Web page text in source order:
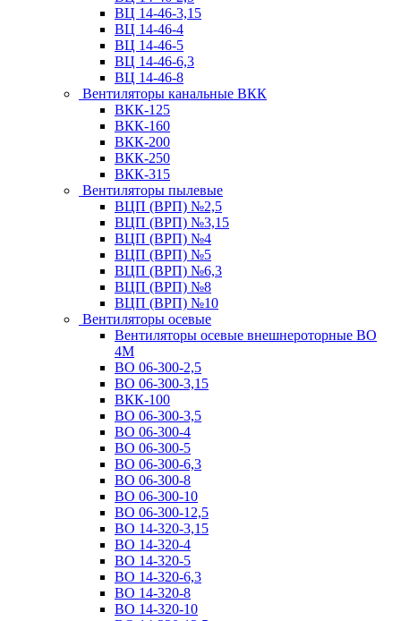
ВЦ 14-46-3,15
ВЦ 14-46-4
ВЦ 14-46-5
ВЦ 14-46-6,3
ВЦ 14-46-8
Вентиляторы канальные ВКК
ВКК-125
ВКК-160
ВКК-200
ВКК-250
ВКК-315
Вентиляторы пылевые
ВЦП (ВРП) №2,5
ВЦП (ВРП) №3,15
ВЦП (ВРП) №4
ВЦП (ВРП) №5
ВЦП (ВРП) №6,3
ВЦП (ВРП) №8
ВЦП (ВРП) №10
Вентиляторы осевые
Вентиляторы осевые внешнероторные ВО
4М
ВО 06-300-2,5
ВО 06-300-3,15
ВКК-100
ВО 06-300-3,5
ВО 06-300-4
ВО 06-300-5
ВО 06-300-6,3
ВО 06-300-8
ВО 06-300-10
ВО 06-300-12,5
ВО 14-320-3,15
ВО 14-320-4
ВО 14-320-5
ВО 14-320-6,3
ВО 14-320-8
ВО 14-320-10